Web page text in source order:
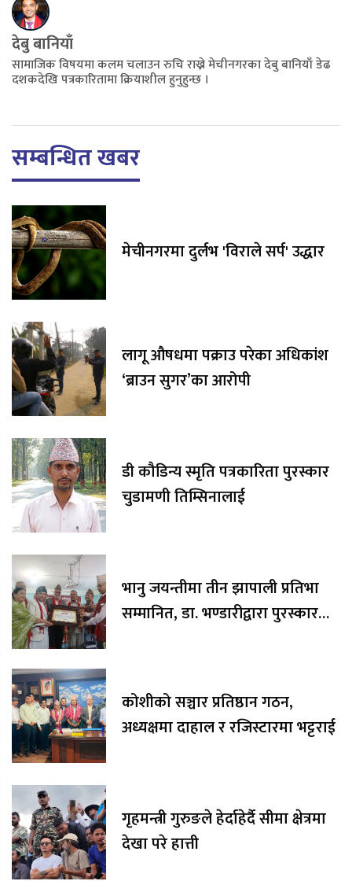
देबु बानियाँ
सामाजिक विषयमा कलम चलाउन रुचि राख्ने मेचीनगरका देबु बानियाँ डेढ
दशकदेखि पत्रकारितामा क्रियाशील हुनुहुन्छ ।
सम्बन्धित खबर
मेचीनगरमा दुर्लभ 'विराले सर्प' उद्धार
लागू औषधमा पक्राउ परेका अधिकांश
‘ब्राउन सुगर’का आरोपी
डी कौडिन्य स्मृति पत्रकारिता पुरस्कार
चुडामणी तिम्सिनालाई
भानु जयन्तीमा तीन झापाली प्रतिभा
सम्मानित, डा. भण्डारीद्वारा पुरस्कार
कोशीको सञ्चार प्रतिष्ठान गठन,
अध्यक्षमा दाहाल र रजिस्टारमा भट्टराई
गृहमन्त्री गुरुङले हेर्दाहेर्दै सीमा क्षेत्रमा
देखा परे हात्ती